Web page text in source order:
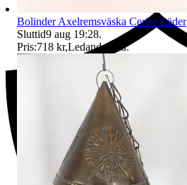
Bolinder Axelremsväska Cerise Läder
Sluttid9 aug 19:28.
Pris:718 kr,Ledande bud.